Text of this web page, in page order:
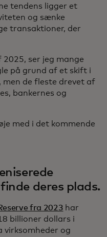
tendens ligger et
og sænke
transaktioner, der
ser jeg mange
på grund af et skift i
men de fleste drevet af
bankernes og
med i det kommende
deres plads.
fra 2023 har
billioner dollars i
virksomheder og